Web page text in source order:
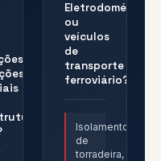
Eletrodomésticos
ou
veículos
de
transporte
ferroviário?
Isolamento
de
torradeira,